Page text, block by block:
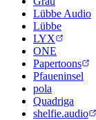
Lübbe Audio
Lübbe
LYX
ONE
Papertoons
Pfaueninsel
pola
Quadriga
shelfie.audio